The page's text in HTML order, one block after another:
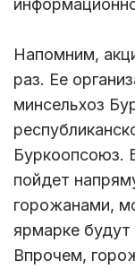
Напомним,
раз. Ее
минсельхоз
Буркоопсоюз.
пойдет
горожанами,
ярмарке
Впрочем,